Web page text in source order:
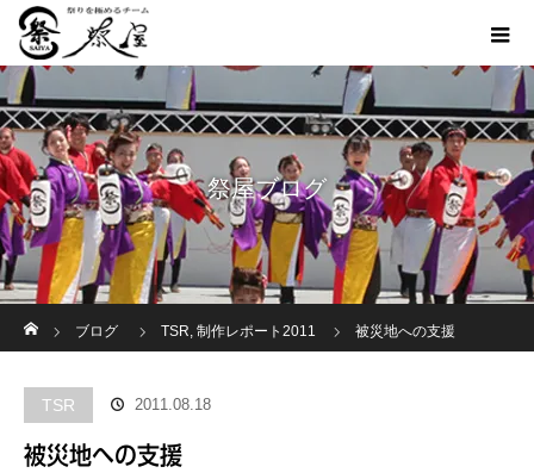
祭屋ブログ
ブログ
TSR, 制作レポート2011 被災地への支援
TSR 2011.08.18
被災地への支援